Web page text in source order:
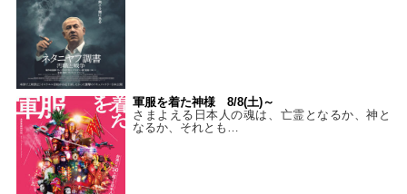
軍服を着た神様 8/8(土)～
さまよえる日本人の魂は、亡霊となるか、神と
なるか、それとも…